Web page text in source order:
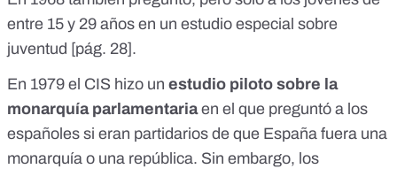
entre 15 y 29 años en un estudio especial sobre
juventud [pág. 28].
En 1979 el CIS hizo un estudio piloto sobre la
monarquía parlamentariaen el que preguntó a los
españoles si eran partidarios de que España fuera una
monarquía o una república. Sin embargo, los